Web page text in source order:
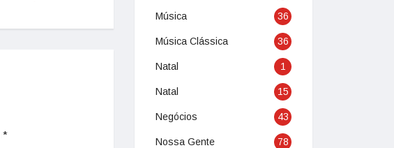
*
Música 36
Música Clássica 36
Natal 1
Natal 15
Negócios 43
Nossa Gente 78